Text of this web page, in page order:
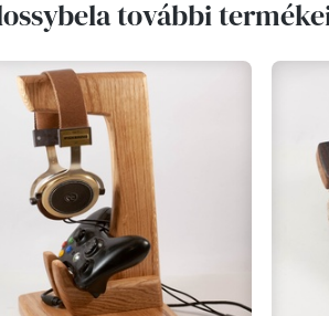
további